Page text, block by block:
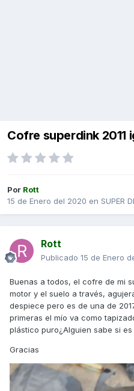
Cofre superdink 2011
Por Rott
15 de Enero del 2020 en SUPER
Rott
Publicado 15 de Enero
Buenas a todos, el cofre de mi
motor y el suelo a través,
despiece pero es de una de
primeras el mío va como
plástico puro¿Alguien sabe si
Gracias